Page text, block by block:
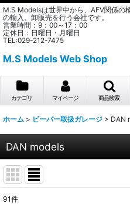
M.S Modelsは世界中から、AFV関係の
の輸入、卸販売を行う会社です。
営業時間：9：00～17：00
定休日：日曜日・月曜日
TEL:029-212-7475
M.S Models Web Shop
カテゴリ マイページ 商品検索
ホーム > ビーバー取扱ガレージ > DAN
DAN models
91件